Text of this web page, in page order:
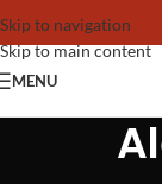
Skip to navigation
Skip to main content
MENU